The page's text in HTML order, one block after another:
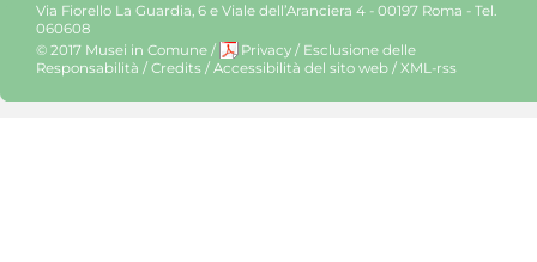
Via Fiorello La Guardia, 6 e Viale dell’Aranciera 4 - 00197 Roma - Tel.
060608
© 2017 Musei in Comune / Privacy / Esclusione delle
Responsabilità / Credits / Accessibilità del sito web / XML-rss